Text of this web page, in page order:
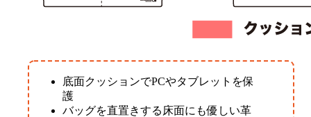
底面クッションでPCやタブレットを保
護
バッグを直置きする床面にも優しい革